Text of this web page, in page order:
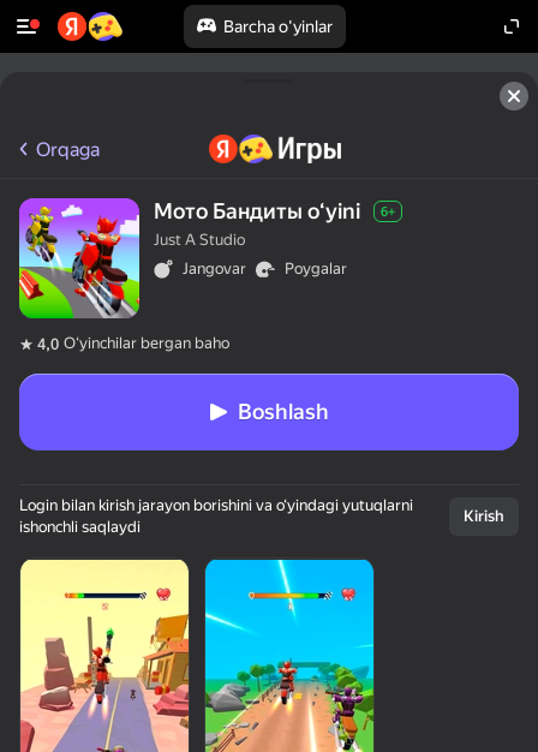
Barcha o'yinlar
hatto «o‘ynamaydigan» odamlar ham
Orqaga
Мото Бандиты oʻyini 6+
Just A Studio
Jangovar
Poygalar
4,0 Oʻyinchilar bergan baho
Boshlash
Login bilan kirish jarayon borishini va o‘yindagi yutuqlarni
ishonchli saqlaydi
Kirish